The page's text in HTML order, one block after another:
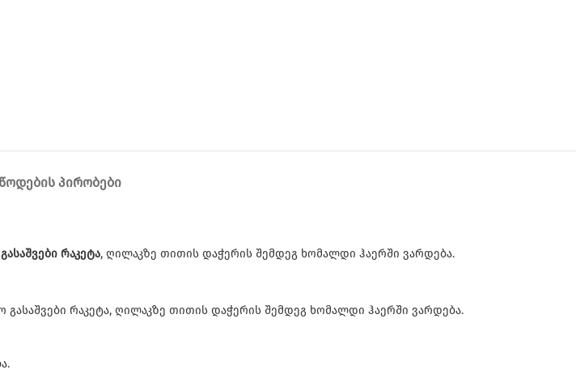
ᲞᲘᲠᲝᲑᲔᲑᲘ
რაკეტა, ღილაკზე თითის დაჭერის შემდეგ ხომალდი ჰაერში ვარდება.
რაკეტა, ღილაკზე თითის დაჭერის შემდეგ ხომალდი ჰაერში ვარდება.